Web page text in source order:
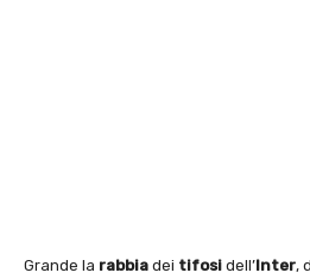
Grande la rabbia dei tifosi dell’Inter,